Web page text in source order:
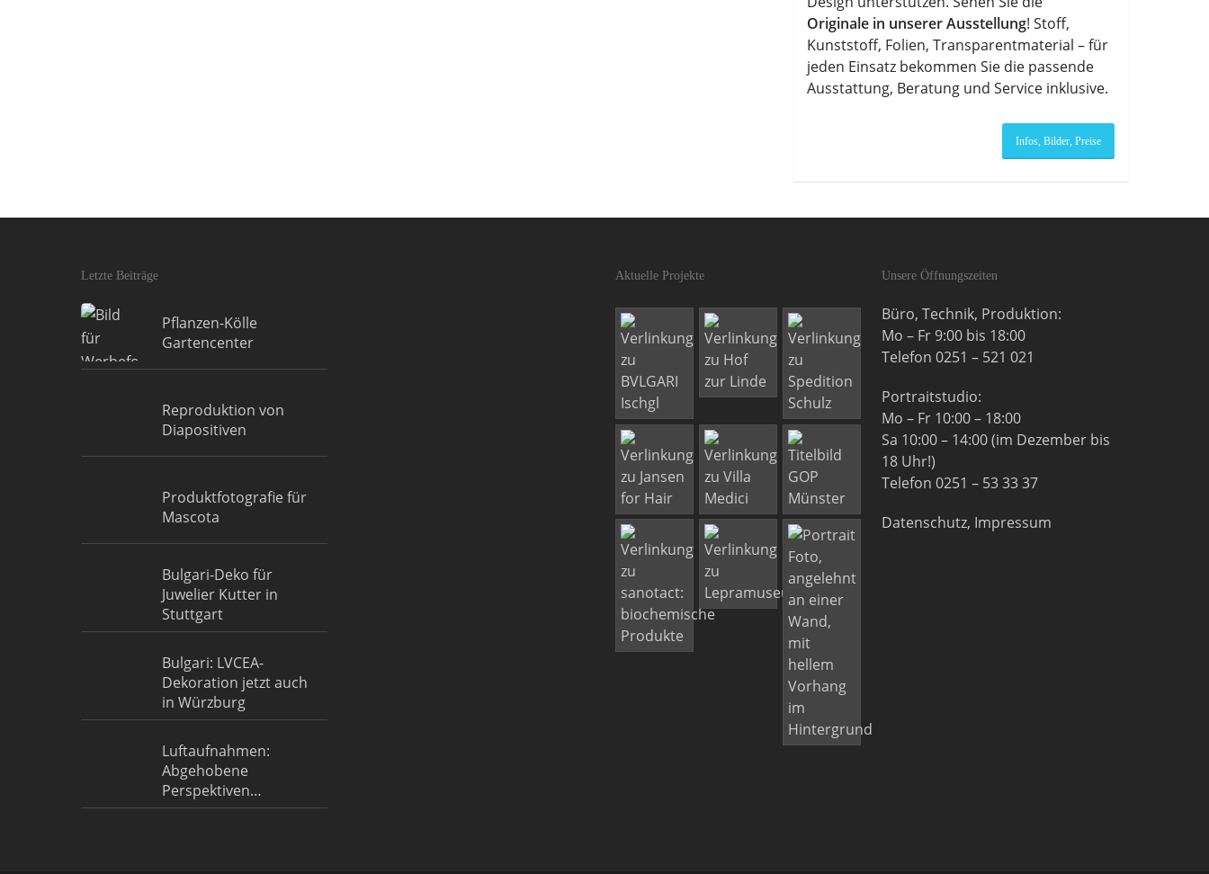
Originale in unserer Ausstellung! Stoff,
Kunststoff, Folien, Transparentmaterial – für
jeden Einsatz bekommen Sie die passende
Ausstattung, Beratung und Service inklusive.
Infos, Bilder, Preise
Letzte Beiträge
Pflanzen-Kölle
Gartencenter
Reproduktion von
Diapositiven
Produktfotografie für
Mascota
Bulgari-Deko für
Juwelier Kutter in
Stuttgart
Bulgari: LVCEA-
Dekoration jetzt auch
in Würzburg
Luftaufnahmen:
Abgehobene
Perspektiven…
Aktuelle Projekte Unsere Öffnungszeiten
Büro, Technik, Produktion:
Mo – Fr 9:00 bis 18:00
Telefon 0251 – 521 021
Portraitstudio:
Mo – Fr 10:00 – 18:00
Sa 10:00 – 14:00 (im Dezember bis
18 Uhr!)
Telefon 0251 – 53 33 37
Datenschutz, Impressum